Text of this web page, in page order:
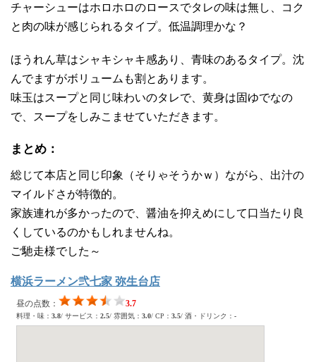
チャーシューはホロホロのロースでタレの味は無し、コク
と肉の味が感じられるタイプ。低温調理かな？
ほうれん草はシャキシャキ感あり、青味のあるタイプ。沈
んでますがボリュームも割とあります。
味玉はスープと同じ味わいのタレで、黄身は固ゆでなの
で、スープをしみこませていただきます。
まとめ：
総じて本店と同じ印象（そりゃそうかｗ）ながら、出汁の
マイルドさが特徴的。
家族連れが多かったので、醤油を抑えめにして口当たり良
くしているのかもしれませんね。
ご馳走様でした～
横浜ラーメン弐七家 弥生台店